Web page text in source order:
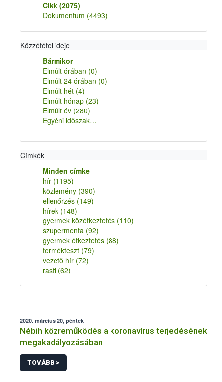
Cikk (2075)
Dokumentum (4493)
Közzététel ideje
Bármikor
Elmúlt órában (0)
Elmúlt 24 órában (0)
Elmúlt hét (4)
Elmúlt hónap (23)
Elmúlt év (280)
Egyéni időszak…
Címkék
Minden címke
hír (1195)
közlemény (390)
ellenőrzés (149)
hírek (148)
gyermek közétkeztetés (110)
szupermenta (92)
gyermek étkeztetés (88)
termékteszt (79)
vezető hír (72)
rasff (62)
2020. március 20, péntek
Nébih közreműködés a koronavírus terjedésének
megakadályozásában
TOVÁBB >